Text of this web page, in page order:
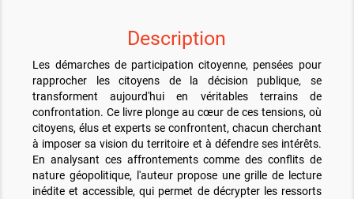
Description
Les démarches de participation citoyenne, pensées pour
rapprocher les citoyens de la décision publique, se
transforment aujourd'hui en véritables terrains de
confrontation. Ce livre plonge au cœur de ces tensions, où
citoyens, élus et experts se confrontent, chacun cherchant
à imposer sa vision du territoire et à défendre ses intérêts.
En analysant ces affrontements comme des conflits de
nature géopolitique, l'auteur propose une grille de lecture
inédite et accessible, qui permet de décrypter les ressorts